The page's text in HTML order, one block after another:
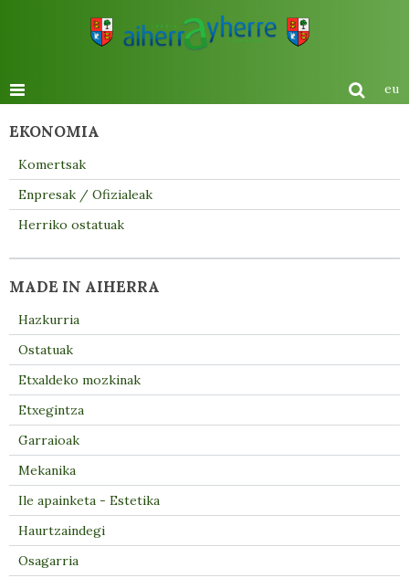
eu
EKONOMIA
Komertsak
Enpresak / Ofizialeak
Herriko ostatuak
MADE IN AIHERRA
Hazkurria
Ostatuak
Etxaldeko mozkinak
Etxegintza
Garraioak
Mekanika
Ile apainketa - Estetika
Haurtzaindegi
Osagarria